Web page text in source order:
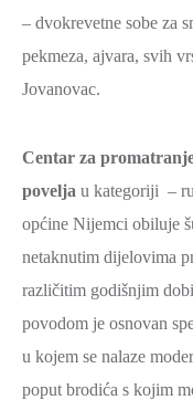
– dvokrevetne sobe za
pekmeza, ajvara, svih
Jovanovac.
Centar za
povelja u kategoriji –
općine Nijemci obiluje
netaknutim dijelovima
različitim godišnjim
povodom je osnovan
u kojem se nalaze
poput brodića s kojim